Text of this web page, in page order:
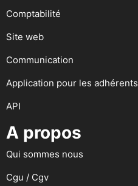
Comptabilité
Site web
Communication
Application pour les adhérents
API
A propos
Qui sommes nous
Cgu / Cgv